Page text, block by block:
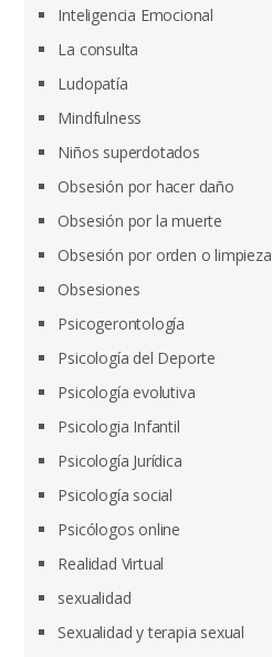
Inteligencia Emocional
La consulta
Ludopatía
Mindfulness
Niños superdotados
Obsesión por hacer daño
Obsesión por la muerte
Obsesión por orden o limpieza
Obsesiones
Psicogerontología
Psicología del Deporte
Psicología evolutiva
Psicologia Infantil
Psicología Jurídica
Psicología social
Psicólogos online
Realidad Virtual
sexualidad
Sexualidad y terapia sexual